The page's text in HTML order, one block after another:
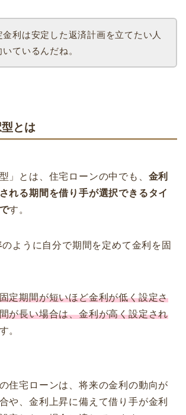
金利は安定した返済計画を立てたい人
いているんだね。
とは
」とは、住宅ローンの中でも、 金利
れる期間を借り手が選択できるタイ
す。
のように自分で期間を定めて金利を固
定期間が短いほど金利が低く設定さ
が長い場合は、金利が高く設定され
。
住宅ローンは、将来の金利の動向が
や、金利上昇に備えて借り手が金利